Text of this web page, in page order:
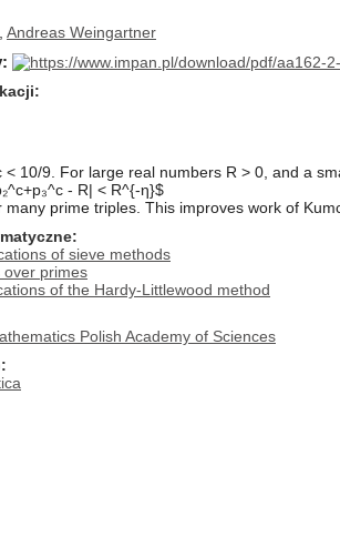
Andreas Weingartner
< 10/9. For large real numbers R > 0, and a
- R| < R^{-η}$
many prime triples. This improves work of
of sieve methods
over primes
of the Hardy-Littlewood method
Polish Academy of Sciences